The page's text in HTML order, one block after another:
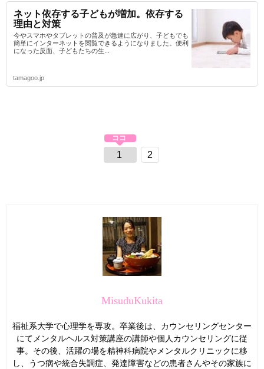
ネット依存する子どもが増加。依存する
理由と対策
今やスマホやタブレットの普及が急速に広がり、子どもでも
簡単にインターネットを閲覧できるようになりました。便利
になった反面、子どもたちの生...
tamagoo.jp
1 2
MisuduKukita
福祉系大学で心理学を専攻。卒業後は、カウンセリングセンター
にてメンタルヘルス対策講座の講師や個人カウンセリングに従
事。その後、活躍の場を精神科病院やメンタルクリニックに移
し、うつ病や統合失調症、発達障害などの患者さんやその家族に